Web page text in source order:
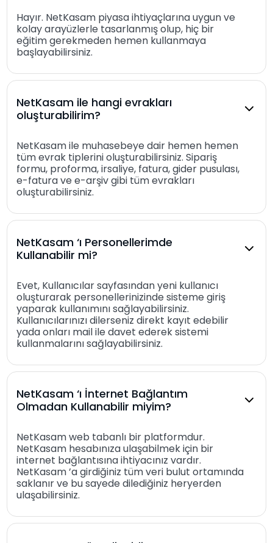
Hayır. NetKasam piyasa ihtiyaçlarına uygun ve
kolay arayüzlerle tasarlanmış olup, hiç bir
eğitim gerekmeden hemen kullanmaya
başlayabilirsiniz.
NetKasam ile hangi evrakları
oluşturabilirim?
NetKasam ile muhasebeye dair hemen hemen
tüm evrak tiplerini oluşturabilirsiniz. Sipariş
formu, proforma, irsaliye, fatura, gider pusulası,
e-fatura ve e-arşiv gibi tüm evrakları
oluşturabilirsiniz.
NetKasam ‘ı Personellerimde
Kullanabilir mi?
Evet, Kullanıcılar sayfasından yeni kullanıcı
oluşturarak personellerinizinde sisteme giriş
yaparak kullanımını sağlayabilirsiniz.
Kullanıcılarınızı dilerseniz direkt kayıt edebilir
yada onları mail ile davet ederek sistemi
kullanmalarını sağlayabilirsiniz.
NetKasam ‘ı İnternet Bağlantım
Olmadan Kullanabilir miyim?
NetKasam web tabanlı bir platformdur.
NetKasam hesabınıza ulaşabilmek için bir
internet bağlantısına ihtiyacınız vardır.
NetKasam ’a girdiğiniz tüm veri bulut ortamında
saklanır ve bu sayede dilediğiniz heryerden
ulaşabilirsiniz.